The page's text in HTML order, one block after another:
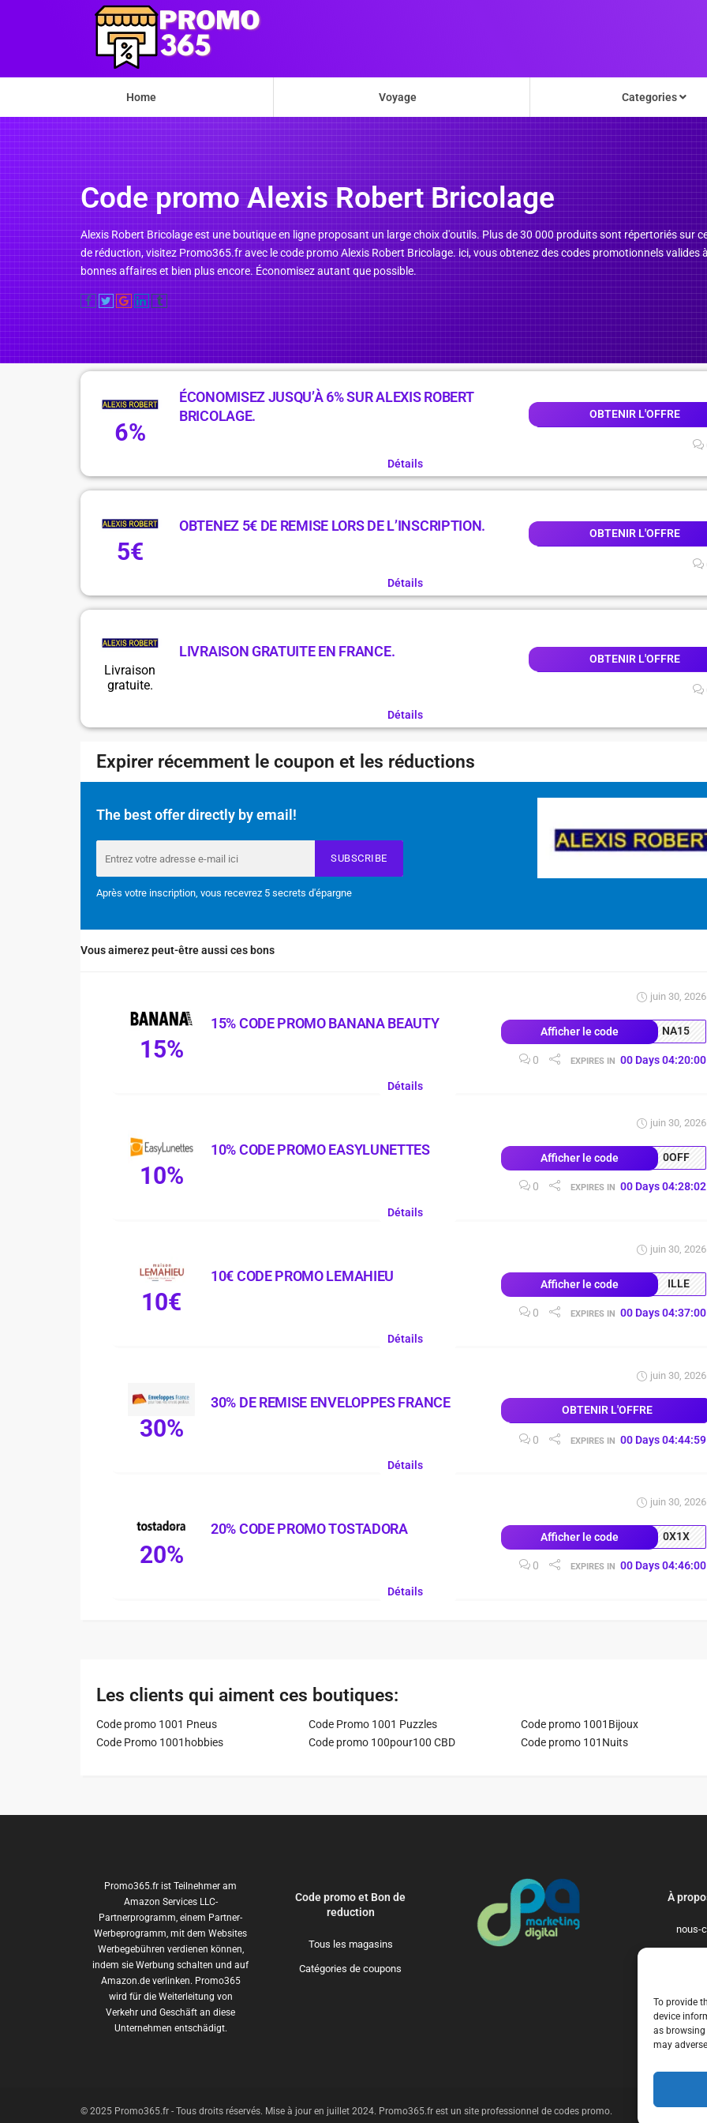
To provide
device
as
may
Home Voyage Categories
Code promo Alexis Robert Bricolage
Alexis Robert Bricolage est une boutique en ligne proposant un large choix d'outils. Plus de 30 000 produits sont répertoriés sur
de réduction, visitez Promo365.fr avec le code promo Alexis Robert Bricolage. ici, vous obtenez des codes promotionnels valides
bonnes affaires et bien plus encore. Économisez autant que possible.
6%
ÉCONOMISEZ JUSQU’À 6% SUR ALEXIS ROBERT
BRICOLAGE.
OBTENIR L'OFFRE
Détails
5€
OBTENEZ 5€ DE REMISE LORS DE L’INSCRIPTION. OBTENIR L'OFFRE
Détails
Livraison
gratuite.
LIVRAISON GRATUITE EN FRANCE. OBTENIR L'OFFRE
Détails
Expirer récemment le coupon et les réductions
The best offer directly by email!
SUBSCRIBE
Après votre inscription, vous recevrez 5 secrets d'épargne
Vous aimerez peut-être aussi ces bons
15%
15% CODE PROMO BANANA BEAUTY
juin 30, 2026
Afficher le code NA15
0 EXPIRES IN 00 Days 04:19:59
Détails
10%
10% CODE PROMO EASYLUNETTES
juin 30, 2026
Afficher le code 0OFF
0 EXPIRES IN 00 Days 04:28:01
Détails
10€
10€ CODE PROMO LEMAHIEU
juin 30, 2026
Afficher le code ILLE
0 EXPIRES IN 00 Days 04:36:59
Détails
30%
30% DE REMISE ENVELOPPES FRANCE
juin 30, 2026
OBTENIR L'OFFRE
0 EXPIRES IN 00 Days 04:44:58
Détails
20%
20% CODE PROMO TOSTADORA
juin 30, 2026
Afficher le code 0X1X
0 EXPIRES IN 00 Days 04:45:59
Détails
Les clients qui aiment ces boutiques:
Code promo 1001 Pneus Code Promo 1001 Puzzles
Code promo 1001Bijoux
Code Promo 1001hobbies
Code promo 100pour100 CBD Code promo 101Nuits
Promo365.fr ist Teilnehmer am
Amazon Services LLC-
Partnerprogramm, einem Partner-
Werbeprogramm, mit dem Websites
Werbegebühren verdienen können,
indem sie Werbung schalten und auf
Amazon.de verlinken. Promo365
wird für die Weiterleitung von
Verkehr und Geschäft an diese
Unternehmen entschädigt.
Code promo et Bon de
reduction
Tous les magasins
Catégories de coupons
À
nous-
© 2025 Promo365.fr - Tous droits réservés. Mise à jour en juillet 2024. Promo365.fr est un site professionnel de codes promo.